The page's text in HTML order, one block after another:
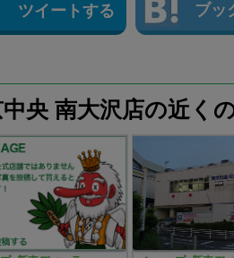
ツイートする ブッ
央 南大沢店の近く